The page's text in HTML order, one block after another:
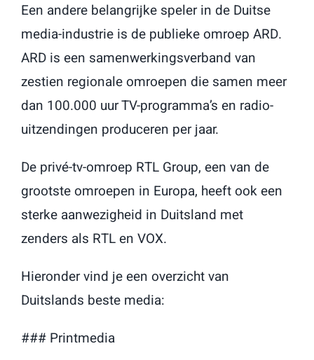
Een andere belangrijke speler in de Duitse
media-industrie is de publieke omroep ARD.
ARD is een samenwerkingsverband van
zestien regionale omroepen die samen meer
dan 100.000 uur TV-programma’s en radio-
uitzendingen produceren per jaar.
De privé-tv-omroep RTL Group, een van de
grootste omroepen in Europa, heeft ook een
sterke aanwezigheid in Duitsland met
zenders als RTL en VOX.
Hieronder vind je een overzicht van
Duitslands beste media:
### Printmedia